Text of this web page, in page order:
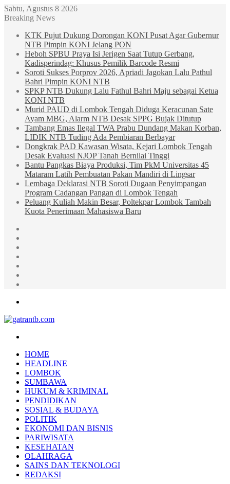
Sabtu, Agustus 8 2026
Breaking News
KTK Pujut Dukung Dorongan KONI Pusat Agar Gubernur
NTB Pimpin KONI Jelang PON
Heboh SPBU Praya Isi Jerigen Saat Tutup Gerbang,
Kadisperindag: Khusus Pemilik Barcode Resmi
Soroti Sukses Porprov 2026, Apriadi Jagokan Lalu Pathul
Bahri Pimpin KONI NTB
SPKP NTB Dukung Lalu Fathul Bahri Maju sebagai Ketua
KONI NTB
Murid PAUD di Lombok Tengah Diduga Keracunan Sate
Ayam MBG, Alarm NTB Desak SPPG Bujak Ditutup
Tambang Emas Ilegal TWA Prabu Dundang Makan Korban,
LIDIK NTB Tuding Ada Pembiaran Berbayar
Dongkrak PAD Kawasan Wisata, Kejari Lombok Tengah
Desak Evaluasi NJOP Tanah Bernilai Tinggi
Bantu Pangkas Biaya Produksi, Tim PkM Universitas 45
Mataram Latih Pembuatan Pakan Mandiri di Lingsar
Lembaga Deklarasi NTB Soroti Dugaan Penyimpangan
Program Cadangan Pangan di Lombok Tengah
Peluang Kuliah Makin Besar, Poltekpar Lombok Tambah
Kuota Penerimaan Mahasiswa Baru
HOME
HEADLINE
LOMBOK
SUMBAWA
HUKUM & KRIMINAL
PENDIDIKAN
SOSIAL & BUDAYA
POLITIK
EKONOMI DAN BISNIS
PARIWISATA
KESEHATAN
OLAHRAGA
SAINS DAN TEKNOLOGI
REDAKSI